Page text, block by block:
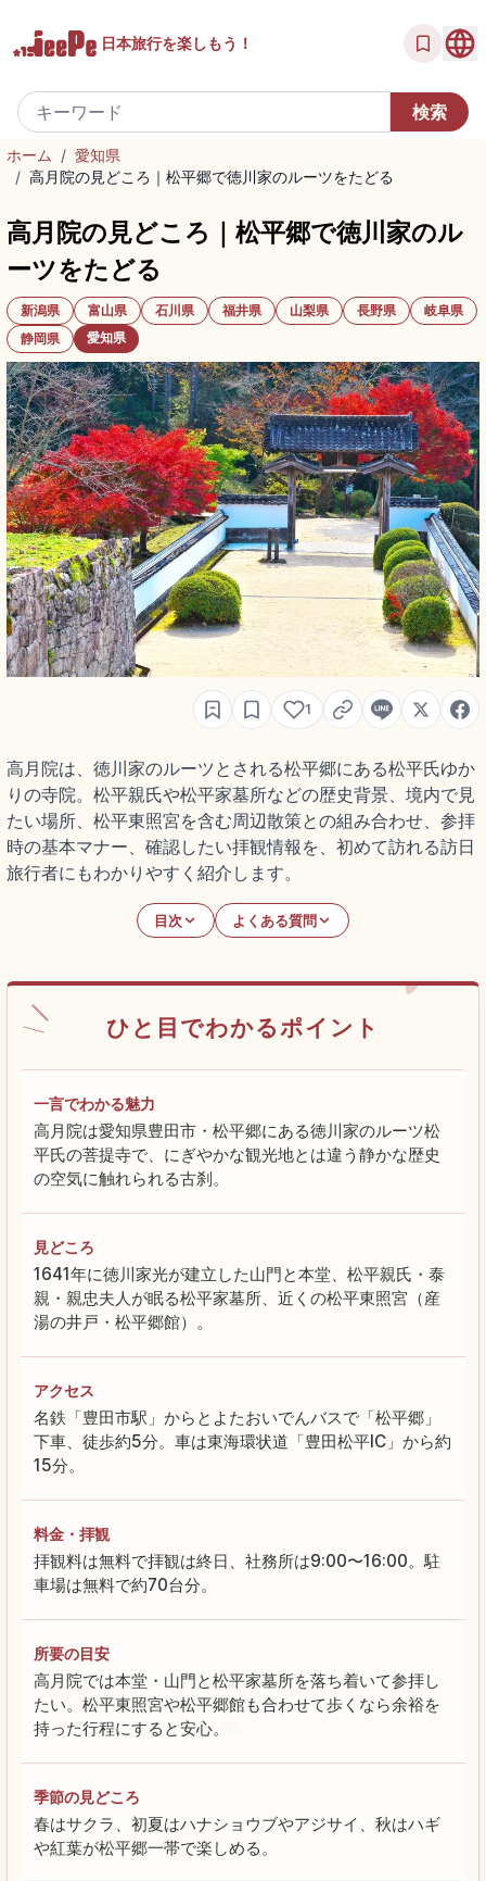
日本旅行を楽しもう！
ホーム / 愛知県
/ 高月院の見どころ｜松平郷で徳川家のルーツをたどる
高月院の見どころ｜松平郷で徳川家のル
ーツをたどる
新潟県 富山県 石川県 福井県 山梨県 長野県
岐阜県
静岡県
愛知県
1
高月院は、徳川家のルーツとされる松平郷にある松平氏ゆか
りの寺院。松平親氏や松平家墓所などの歴史背景、境内で見
たい場所、松平東照宮を含む周辺散策との組み合わせ、参拝
時の基本マナー、確認したい拝観情報を、初めて訪れる訪日
旅行者にもわかりやすく紹介します。
目次 よくある質問
ひと目でわかるポイント
一言でわかる魅力
高月院は愛知県豊田市・松平郷にある徳川家のルーツ松
平氏の菩提寺で、にぎやかな観光地とは違う静かな歴史
の空気に触れられる古刹。
見どころ
1641年に徳川家光が建立した山門と本堂、松平親氏・泰
親・親忠夫人が眠る松平家墓所、近くの松平東照宮（産
湯の井戸・松平郷館）。
アクセス
名鉄「豊田市駅」からとよたおいでんバスで「松平郷」
下車、徒歩約5分。車は東海環状道「豊田松平IC」から約
15分。
料金・拝観
拝観料は無料で拝観は終日、社務所は9:00〜16:00。駐
車場は無料で約70台分。
所要の目安
高月院では本堂・山門と松平家墓所を落ち着いて参拝し
たい。松平東照宮や松平郷館も合わせて歩くなら余裕を
持った行程にすると安心。
季節の見どころ
春はサクラ、初夏はハナショウブやアジサイ、秋はハギ
や紅葉が松平郷一帯で楽しめる。